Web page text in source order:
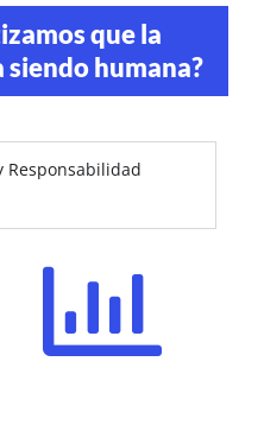
que la
humana?
Responsabilidad